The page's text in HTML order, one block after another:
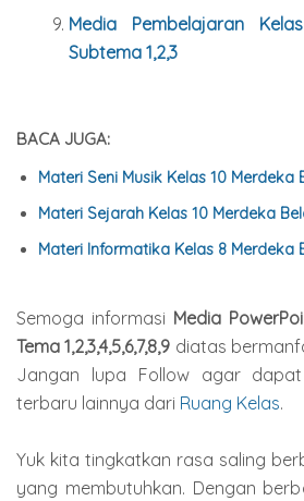
Media Pembelajaran
Subtema 1,2,3
BACA JUGA:
Materi Seni Musik Kelas 10 Merdeka
Materi Sejarah Kelas 10 Merdeka
Materi Informatika Kelas 8 Merdeka
Semoga informasi Media
Tema 1,2,3,4,5,6,7,8,9 diatas
Jangan lupa Follow agar
terbaru lainnya dari Ruang Kelas.
Yuk kita tingkatkan rasa saling
yang membutuhkan. Dengan